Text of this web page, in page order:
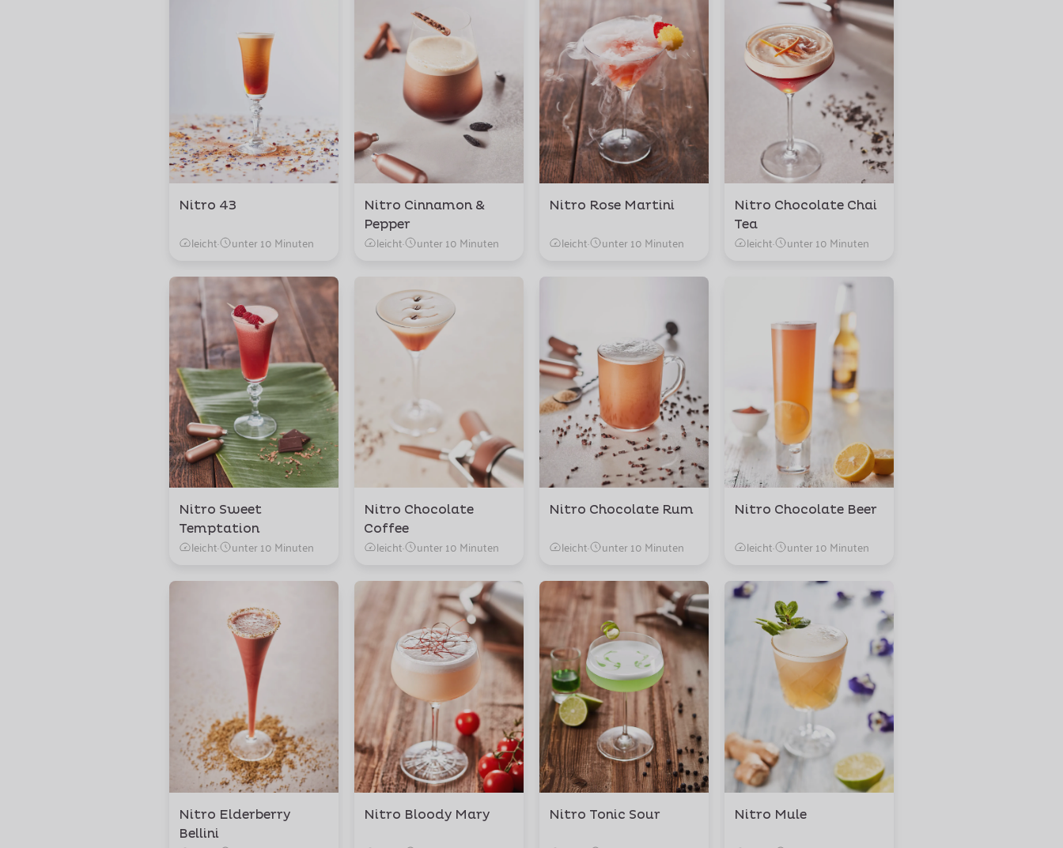
Nitro 43
leicht· unter 10 Minuten
Nitro Cinnamon &
Pepper
leicht· unter 10 Minuten
Nitro Rose Martini
leicht· unter 10 Minuten
Nitro Chocolate Chai
Tea
leicht· unter 10 Minuten
Nitro Sweet
Temptation
leicht· unter 10 Minuten
Nitro Chocolate
Coffee
leicht· unter 10 Minuten
Nitro Chocolate Rum
leicht· unter 10 Minuten
Nitro Chocolate Beer
leicht· unter 10 Minuten
Nitro Elderberry
Bellini
Nitro Bloody Mary Nitro Tonic Sour Nitro Mule